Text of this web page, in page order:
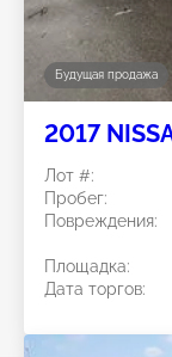
Будущая продажа
2017
Лот #:
Пробег:
Повреждения:
Площадка:
Дата торгов: